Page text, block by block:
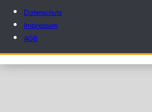
Datenschutz
Impressum
AGB